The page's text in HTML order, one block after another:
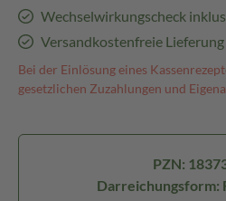
Wechselwirkungscheck
Versandkostenfreie Lieferung
Bei der Einlösung eines
gesetzlichen Zuzahlungen und
PZN:
Darreichungsform: